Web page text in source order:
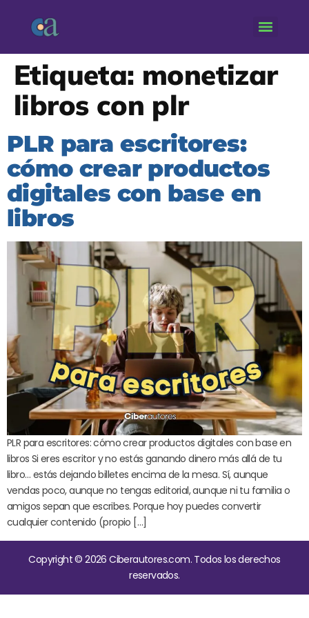
Etiqueta: monetizar
libros con plr
PLR para escritores:
cómo crear productos
digitales con base en
libros
PLR para escritores: cómo crear productos digitales con base en
libros Si eres escritor y no estás ganando dinero más allá de tu
libro… estás dejando billetes encima de la mesa. Sí, aunque
vendas poco, aunque no tengas editorial, aunque ni tu familia o
amigos sepan que escribes. Porque hoy puedes convertir
cualquier contenido (propio […]
Copyright © 2026 Ciberautores.com. Todos los derechos
reservados.